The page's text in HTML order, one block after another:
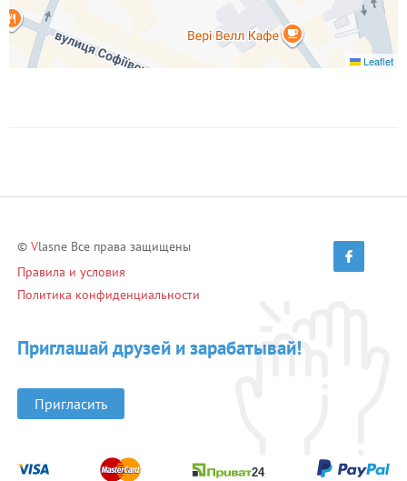
Leaflet
© Vlasne Все права защищены
Правила и условия
Политика конфиденциальности
Приглашай друзей и зарабатывай!
Пригласить